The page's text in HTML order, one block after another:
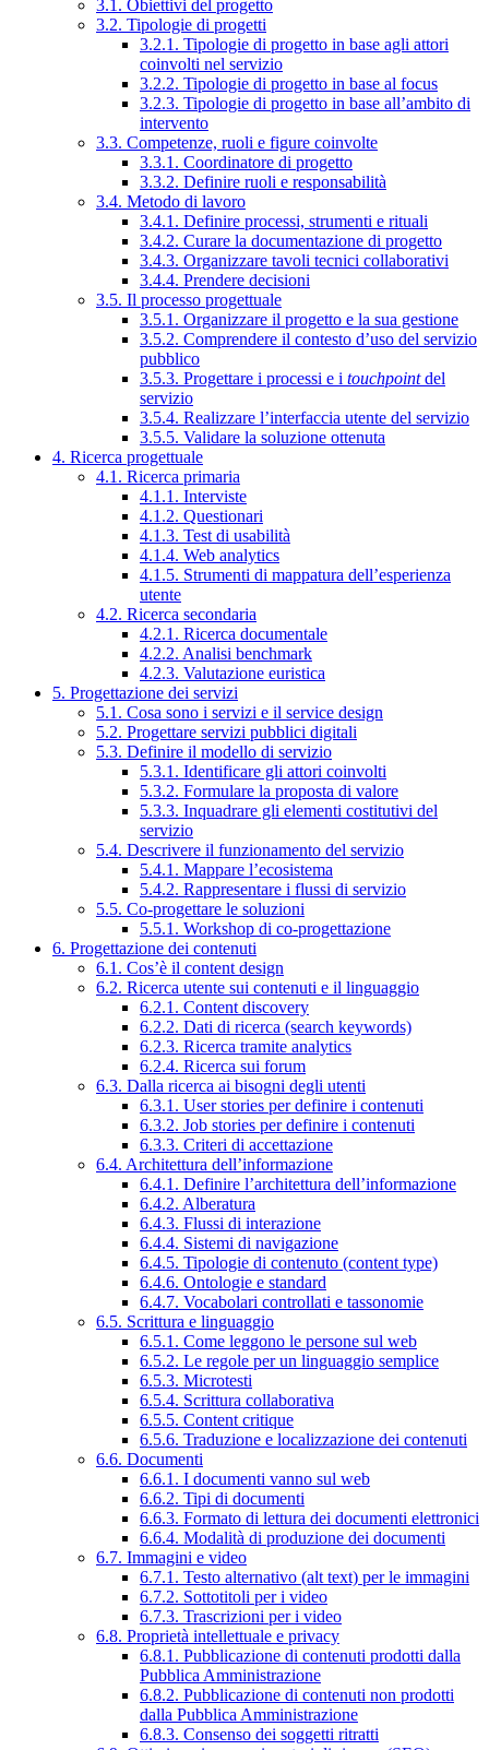
3.1. Obiettivi del progetto
3.2. Tipologie di progetti
3.2.1. Tipologie di progetto in base agli attori
coinvolti nel servizio
3.2.2. Tipologie di progetto in base al focus
3.2.3. Tipologie di progetto in base all’ambito di
intervento
3.3. Competenze, ruoli e figure coinvolte
3.3.1. Coordinatore di progetto
3.3.2. Definire ruoli e responsabilità
3.4. Metodo di lavoro
3.4.1. Definire processi, strumenti e rituali
3.4.2. Curare la documentazione di progetto
3.4.3. Organizzare tavoli tecnici collaborativi
3.4.4. Prendere decisioni
3.5. Il processo progettuale
3.5.1. Organizzare il progetto e la sua gestione
3.5.2. Comprendere il contesto d’uso del servizio
pubblico
3.5.3. Progettare i processi e i touchpointdel
servizio
3.5.4. Realizzare l’interfaccia utente del servizio
3.5.5. Validare la soluzione ottenuta
4. Ricerca progettuale
4.1. Ricerca primaria
4.1.1. Interviste
4.1.2. Questionari
4.1.3. Test di usabilità
4.1.4. Web analytics
4.1.5. Strumenti di mappatura dell’esperienza
utente
4.2. Ricerca secondaria
4.2.1. Ricerca documentale
4.2.2. Analisi benchmark
4.2.3. Valutazione euristica
5. Progettazione dei servizi
5.1. Cosa sono i servizi e il service design
5.2. Progettare servizi pubblici digitali
5.3. Definire il modello di servizio
5.3.1. Identificare gli attori coinvolti
5.3.2. Formulare la proposta di valore
5.3.3. Inquadrare gli elementi costitutivi del
servizio
5.4. Descrivere il funzionamento del servizio
5.4.1. Mappare l’ecosistema
5.4.2. Rappresentare i flussi di servizio
5.5. Co-progettare le soluzioni
5.5.1. Workshop di co-progettazione
6. Progettazione dei contenuti
6.1. Cos’è il content design
6.2. Ricerca utente sui contenuti e il linguaggio
6.2.1. Content discovery
6.2.2. Dati di ricerca (search keywords)
6.2.3. Ricerca tramite analytics
6.2.4. Ricerca sui forum
6.3. Dalla ricerca ai bisogni degli utenti
6.3.1. User stories per definire i contenuti
6.3.2. Job stories per definire i contenuti
6.3.3. Criteri di accettazione
6.4. Architettura dell’informazione
6.4.1. Definire l’architettura dell’informazione
6.4.2. Alberatura
6.4.3. Flussi di interazione
6.4.4. Sistemi di navigazione
6.4.5. Tipologie di contenuto (content type)
6.4.6. Ontologie e standard
6.4.7. Vocabolari controllati e tassonomie
6.5. Scrittura e linguaggio
6.5.1. Come leggono le persone sul web
6.5.2. Le regole per un linguaggio semplice
6.5.3. Microtesti
6.5.4. Scrittura collaborativa
6.5.5. Content critique
6.5.6. Traduzione e localizzazione dei contenuti
6.6. Documenti
6.6.1. I documenti vanno sul web
6.6.2. Tipi di documenti
6.6.3. Formato di lettura dei documenti elettronici
6.6.4. Modalità di produzione dei documenti
6.7. Immagini e video
6.7.1. Testo alternativo (alt text) per le immagini
6.7.2. Sottotitoli per i video
6.7.3. Trascrizioni per i video
6.8. Proprietà intellettuale e privacy
6.8.1. Pubblicazione di contenuti prodotti dalla
Pubblica Amministrazione
6.8.2. Pubblicazione di contenuti non prodotti
dalla Pubblica Amministrazione
6.8.3. Consenso dei soggetti ritratti